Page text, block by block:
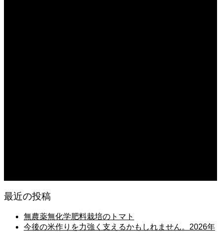
最近の投稿
無農薬無化学肥料栽培のトマト
今後の米作りを力強く支えるかもしれません。2026年